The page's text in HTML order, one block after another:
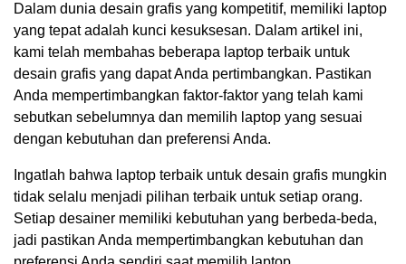
Dalam dunia desain grafis yang kompetitif, memiliki laptop
yang tepat adalah kunci kesuksesan. Dalam artikel ini,
kami telah membahas beberapa laptop terbaik untuk
desain grafis yang dapat Anda pertimbangkan. Pastikan
Anda mempertimbangkan faktor-faktor yang telah kami
sebutkan sebelumnya dan memilih laptop yang sesuai
dengan kebutuhan dan preferensi Anda.
Ingatlah bahwa laptop terbaik untuk desain grafis mungkin
tidak selalu menjadi pilihan terbaik untuk setiap orang.
Setiap desainer memiliki kebutuhan yang berbeda-beda,
jadi pastikan Anda mempertimbangkan kebutuhan dan